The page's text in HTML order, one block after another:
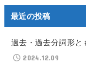
最近の投稿
過去・過去分詞形と
2024.12.09